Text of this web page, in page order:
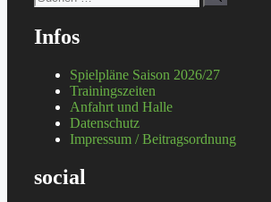
nach:
Infos
Spielpläne Saison 2026/27
Trainingszeiten
Anfahrt und Halle
Datenschutz
Impressum / Beitragsordnung
social